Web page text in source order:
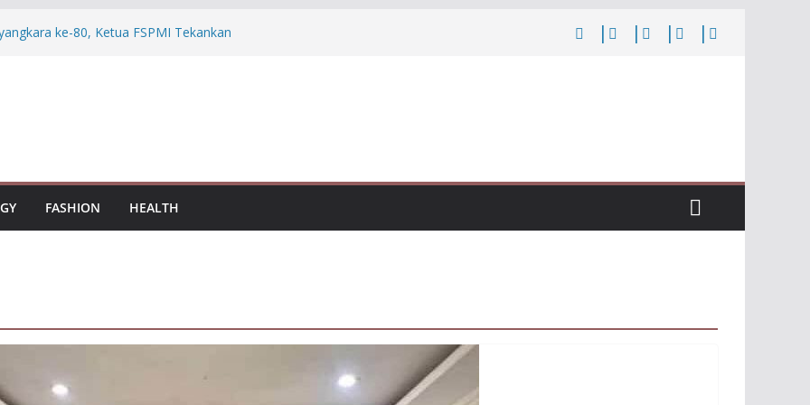
ke-80, Ketua FSPMI Tekankan
Pengurus Baru DPD P2RPTI Jateng
Petani dan Pabrik Rokok Legal
FASHION HEALTH